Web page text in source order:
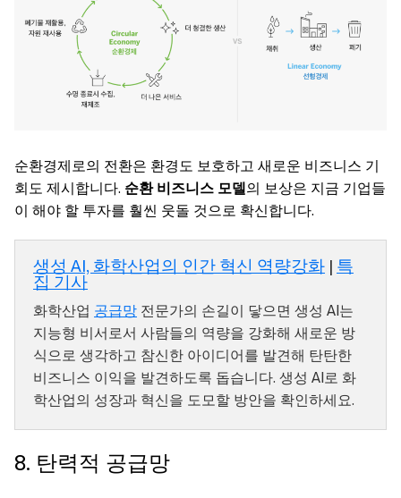
순환경제로의 전환은 환경도 보호하고 새로운 비즈니스 기
회도 제시합니다. 순환 비즈니스 모델의 보상은 지금 기업들
이 해야 할 투자를 훨씬 웃돌 것으로 확신합니다.
생성 AI, 화학산업의 인간 혁신 역량강화 | 특
집 기사
화학산업 공급망 전문가의 손길이 닿으면 생성 AI는
지능형 비서로서 사람들의 역량을 강화해 새로운 방
식으로 생각하고 참신한 아이디어를 발견해 탄탄한
비즈니스 이익을 발견하도록 돕습니다. 생성 AI로 화
학산업의 성장과 혁신을 도모할 방안을 확인하세요.
8. 탄력적 공급망